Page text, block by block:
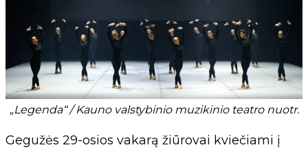
„Legenda“ / Kauno valstybinio muzikinio teatro nuotr.
Gegužės 29-osios vakarą žiūrovai kviečiami į